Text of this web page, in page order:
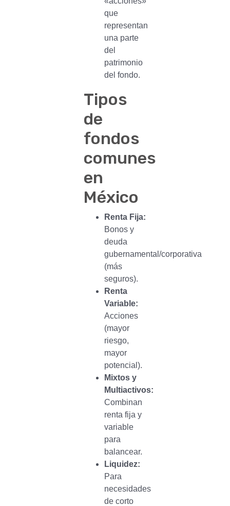
que
representan
una parte
del
patrimonio
del fondo.
Tipos
de
fondos
comunes
en
México
Renta Fija:
Bonos y
deuda
gubernamental/corporativa
(más
seguros).
Renta
Variable:
Acciones
(mayor
riesgo,
mayor
potencial).
Mixtos y
Multiactivos:
Combinan
renta fija y
variable
para
balancear.
Liquidez:
Para
necesidades
de corto